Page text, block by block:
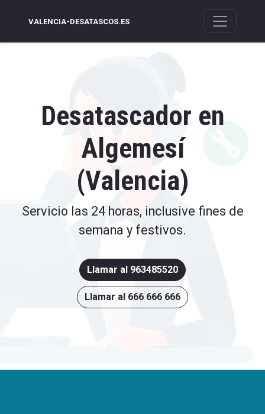
VALENCIA-DESATASCOS.ES
Desatascador en
Algemesí
(Valencia)
Servicio las 24 horas, inclusive fines de
semana y festivos.
Llamar al 963485520
Llamar al 666 666 666